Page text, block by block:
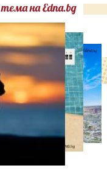
на Edna.bg
ВРЕМЕ
в кралското